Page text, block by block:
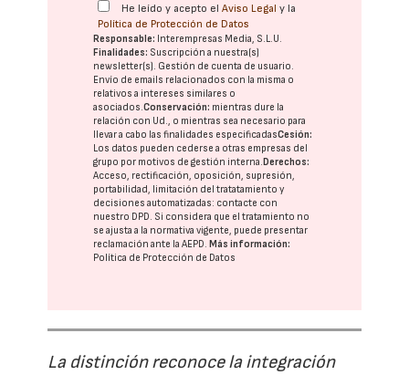
He leído y acepto elAviso Legal y la
Política de Protección de Datos
Responsable: Interempresas Media, S.L.U.
Finalidades: Suscripción a nuestra(s)
newsletter(s). Gestión de cuenta de usuario.
Envío de emails relacionados con la misma o
relativos a intereses similares o
asociados.Conservación: mientras dure la
relación con Ud., o mientras sea necesario para
llevar a cabo las finalidades especificadasCesión:
Los datos pueden cederse a otras empresas del
grupo por motivos de gestión interna.Derechos:
Acceso, rectificación, oposición, supresión,
portabilidad, limitación del tratatamiento y
decisiones automatizadas: contacte con
nuestro DPD. Si considera que el tratamiento no
se ajusta a la normativa vigente, puede presentar
reclamación ante laAEPD.Más información:
Política de Protección de Datos
La distinción reconoce la integración